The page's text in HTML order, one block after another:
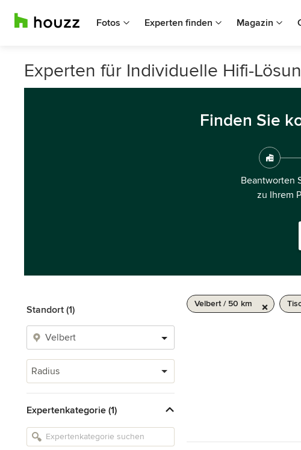
Fotos Experten finden Magazin
Experten für Individuelle Hifi-
Finden Sie
Beantworten
zu Ihrem
Standort (1)
Radius
Expertenkategorie (1)
Velbert / 50 km